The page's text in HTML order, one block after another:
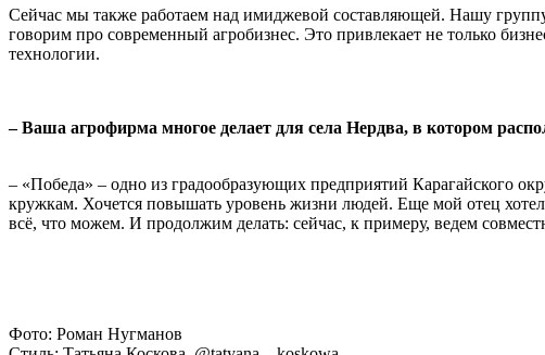
Сейчас мы также работаем над имиджевой составляющей. Нашу
говорим про современный агробизнес. Это привлекает не только
технологии.
– Ваша агрофирма многое делает для села Нердва, в котором
– «Победа» – одно из градообразующих предприятий Карагайского
кружкам. Хочется повышать уровень жизни людей. Еще мой отец
всё, что можем. И продолжим делать: сейчас, к примеру, ведем
Фото: Роман Нугманов